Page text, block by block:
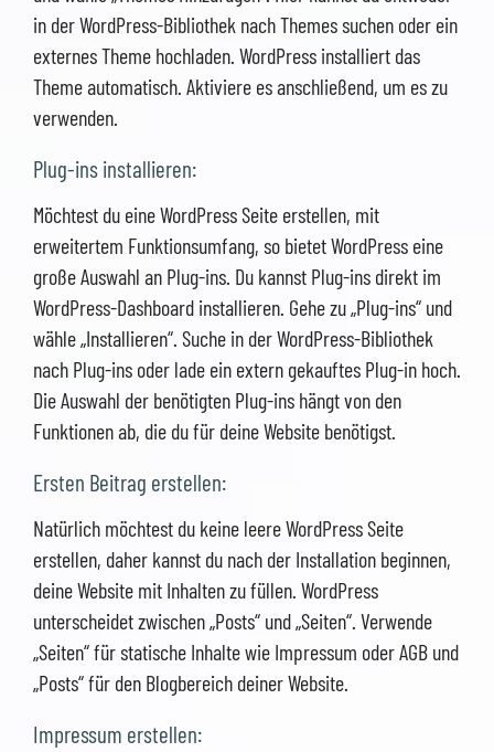
in der WordPress-Bibliothek nach Themes suchen oder ein
externes Theme hochladen. WordPress installiert das
Theme automatisch. Aktiviere es anschließend, um es zu
verwenden.
Plug-ins installieren:
Möchtest du eine WordPress Seite erstellen, mit
erweitertem Funktionsumfang, so bietet WordPress eine
große Auswahl an Plug-ins. Du kannst Plug-ins direkt im
WordPress-Dashboard installieren. Gehe zu „Plug-ins“ und
wähle „Installieren“. Suche in der WordPress-Bibliothek
nach Plug-ins oder lade ein extern gekauftes Plug-in hoch.
Die Auswahl der benötigten Plug-ins hängt von den
Funktionen ab, die du für deine Website benötigst.
Ersten Beitrag erstellen:
Natürlich möchtest du keine leere WordPress Seite
erstellen, daher kannst du nach der Installation beginnen,
deine Website mit Inhalten zu füllen. WordPress
unterscheidet zwischen „Posts“ und „Seiten“. Verwende
„Seiten“ für statische Inhalte wie Impressum oder AGB und
„Posts“ für den Blogbereich deiner Website.
Impressum erstellen: